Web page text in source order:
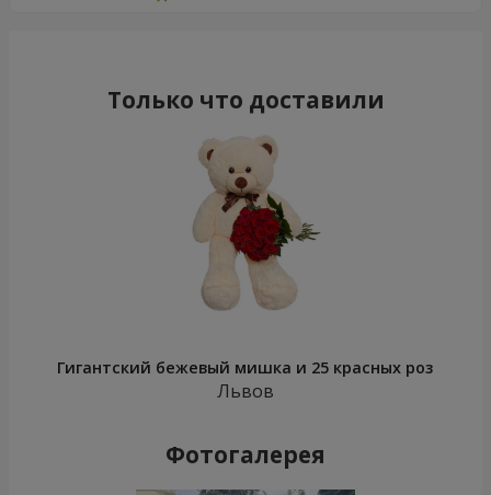
Только что доставили
Гигантский бежевый мишка и 25 красных роз
Львов
Фотогалерея